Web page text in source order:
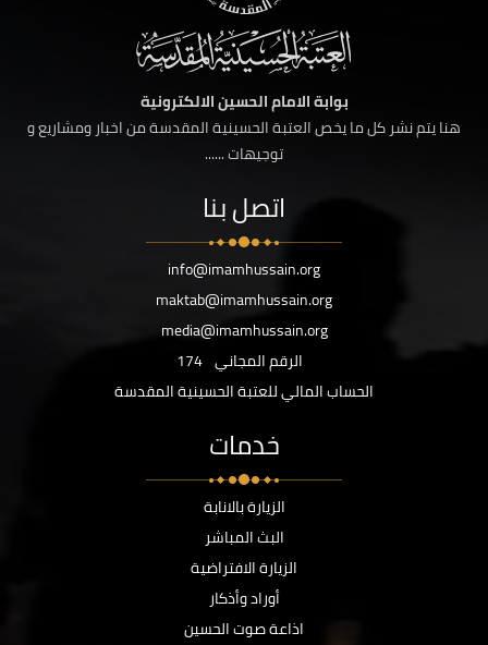
بوابة الامام الحسين الالكترونية
هنا يتم نشر كل ما يخص العتبة الحسينية المقدسة من اخبار ومشاريع و
توجيهات ......
اتصل بنا
info@imamhussain.org
maktab@imamhussain.org
media@imamhussain.org
الرقم المجاني 174
الحساب المالي للعتبة الحسينية المقدسة
خدمات
الزيارة بالانابة
البث المباشر
الزيارة الافتراضية
أوراد وأذكار
اذاعة صوت الحسين